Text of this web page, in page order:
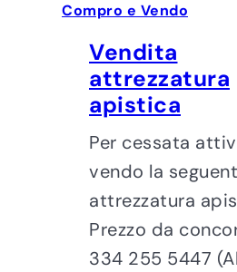
Compro e Vendo
Vendita
attrezzatura
apistica
Per cessata
vendo la
attrezzatura
Prezzo da
334 255 5447